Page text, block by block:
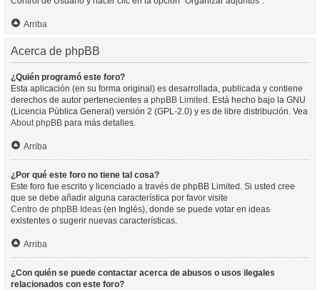
Arriba
Acerca de phpBB
¿Quién programó este foro?
Esta aplicación (en su forma original) es desarrollada, publicada y contiene
derechos de autor pertenecientes a phpBB Limited . Está hecho bajo la GNU
(Licencia Pública General) versión 2 (GPL-2.0) y es de libre distribución. Vea
About phpBB para más detalles.
Arriba
¿Por qué este foro no tiene tal cosa?
Este foro fue escrito y licenciado a través de phpBB Limited. Si usted cree
que se debe añadir alguna característica por favor visite
Centro de phpBB Ideas (en Inglés), donde se puede votar en ideas
existentes o sugerir nuevas características.
Arriba
¿Con quién se puede contactar acerca de abusos o usos ilegales
relacionados con este foro?